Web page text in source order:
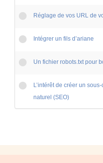
Réglage de vos URL de
Intégrer un fils d’ariane
Un fichier robots.txt pour
L’intérêt de créer un
naturel (SEO)